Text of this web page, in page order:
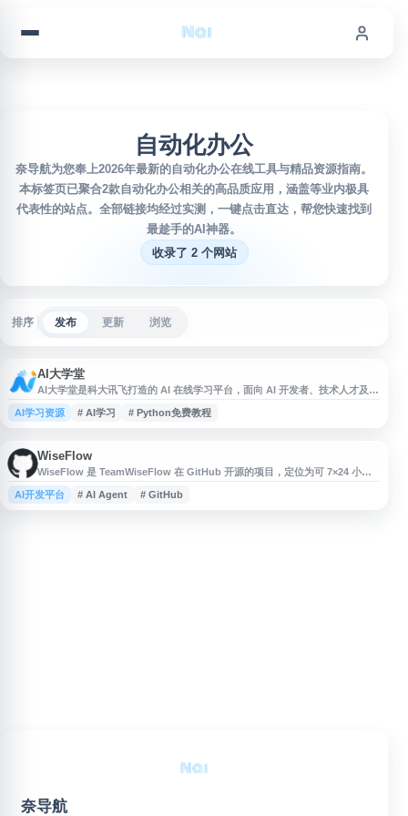
自动化办公
奈导航为您奉上2026年最新的自动化办公在线工具与精品资源指南。
本标签页已聚合2款自动化办公相关的高品质应用，涵盖等业内极具
代表性的站点。全部链接均经过实测，一键点击直达，帮您快速找到
最趁手的AI神器。
收录了 2 个网站
排序 发布 更新 浏览
AI大学堂
AI大学堂是科大讯飞打造的 AI 在线学习平台，面向 AI 开发者、技术人才及编
程学习者提供人工智能培训、编程入门、Python 学习等课程资源。平台内容
涵盖 Python 数据分析、爬虫实战、自动化办公、数据处理、计算机编程入门
AI学习资源 # AI学习 # Python免费教程
WiseFlow
WiseFlow 是 TeamWiseFlow 在 GitHub 开源的项目，定位为可 7×24 小时
运行的“云上牛马”自动化团队工具。项目面向需要持续在线执行任务、提升信
息处理与工作自动化效率的用户，提供代码仓库、安装说明和开发协作入口。
AI开发平台 # AI Agent # GitHub
奈导航